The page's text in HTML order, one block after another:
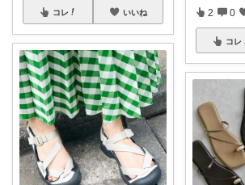
コレ いいね 2 0
コレ